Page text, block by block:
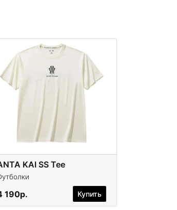
KAI SS Tee
190р. Купить